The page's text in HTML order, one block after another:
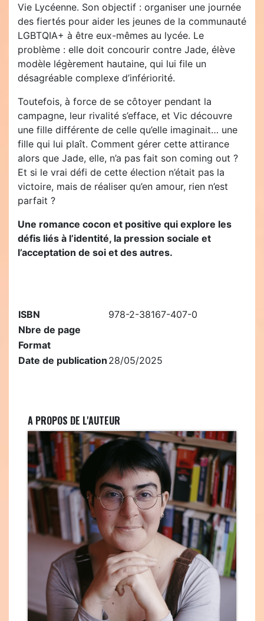
Vie Lycéenne. Son objectif : organiser une journée
des fiertés pour aider les jeunes de la communauté
LGBTQIA+ à être eux-mêmes au lycée. Le
problème : elle doit concourir contre Jade, élève
modèle légèrement hautaine, qui lui file un
désagréable complexe d’infériorité.
Toutefois, à force de se côtoyer pendant la
campagne, leur rivalité s’efface, et Vic découvre
une fille différente de celle qu’elle imaginait… une
fille qui lui plaît. Comment gérer cette attirance
alors que Jade, elle, n’a pas fait son coming out ?
Et si le vrai défi de cette élection n’était pas la
victoire, mais de réaliser qu’en amour, rien n’est
parfait ?
Une romance cocon et positive qui explore les
défis liés à l’identité, la pression sociale et
l’acceptation de soi et des autres.
ISBN
978-2-38167-407-0
Nbre de page
Format
Date de publication 28/05/2025
A PROPOS DE L'AUTEUR